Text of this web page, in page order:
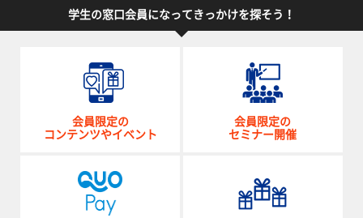
学生の窓口会員になってきっかけを探そう！
会員限定の
コンテンツやイベント
会員限定の
セミナー開催